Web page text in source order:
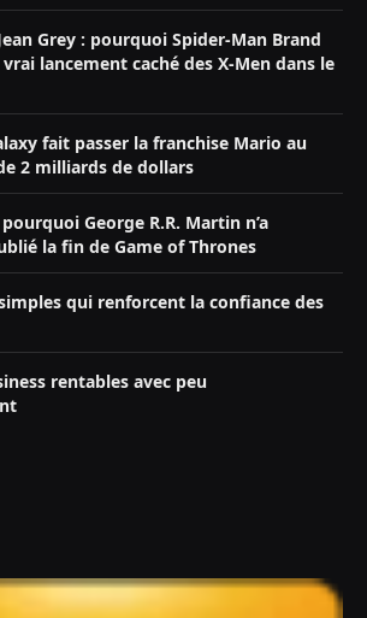
Grey : pourquoi Spider-Man Brand
lancement caché des X-Men dans le
fait passer la franchise Mario au
2 milliards de dollars
George R.R. Martin n’a
la fin de Game of Thrones
qui renforcent la confiance des
rentables avec peu